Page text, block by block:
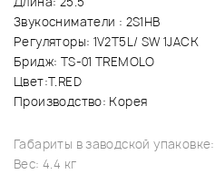
Звукосниматели : 2S1HB
Регуляторы: 1V2T5L/ SW 1JACK
Бридж: TS-01 TREMOLO
Цвет:T.RED
Производство: Корея
Габариты в заводской упаковке:
Вес: 4.4 кг